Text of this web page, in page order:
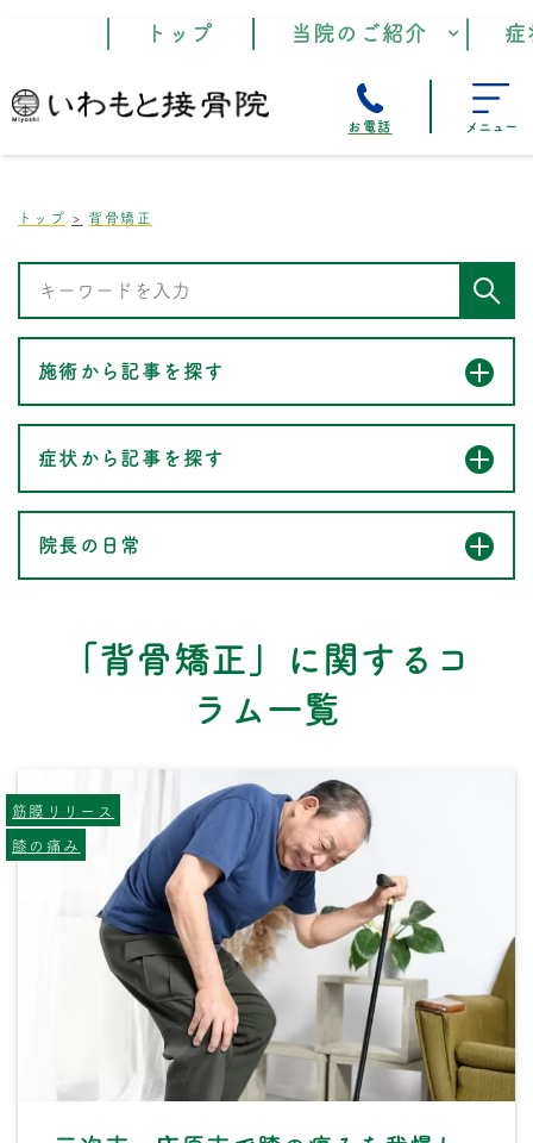
トップ 当院のご紹介
お電話 メニュー
トップ 背骨矯正
施術から記事を探す
症状から記事を探す
院長の日常
「背骨矯正」に関するコ
ラム一覧
筋膜リリース
膝の痛み